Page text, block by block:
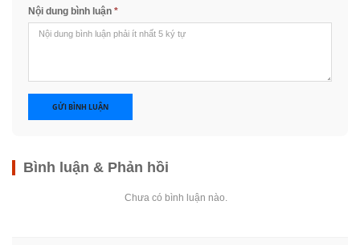
Nội dung bình luận *
GỬI BÌNH LUẬN
Bình luận & Phản hồi
Chưa có bình luận nào.